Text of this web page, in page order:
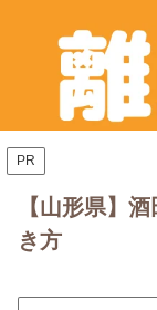
PR
【山形県】
き方